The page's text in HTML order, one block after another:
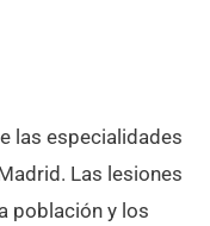
las especialidades
Las lesiones
población y los